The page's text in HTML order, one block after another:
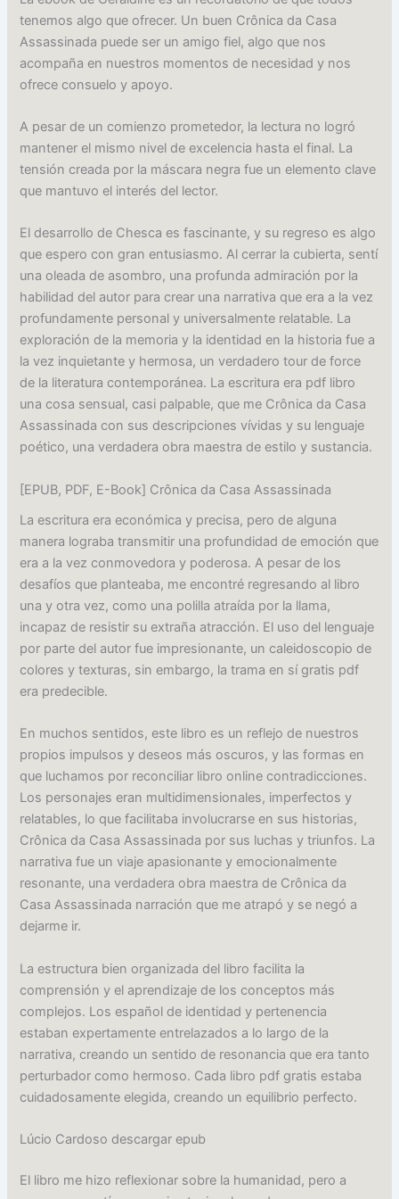
tenemos algo que ofrecer. Un buen Crônica da Casa
Assassinada puede ser un amigo fiel, algo que nos
acompaña en nuestros momentos de necesidad y nos
ofrece consuelo y apoyo.
A pesar de un comienzo prometedor, la lectura no logró
mantener el mismo nivel de excelencia hasta el final. La
tensión creada por la máscara negra fue un elemento clave
que mantuvo el interés del lector.
El desarrollo de Chesca es fascinante, y su regreso es algo
que espero con gran entusiasmo. Al cerrar la cubierta, sentí
una oleada de asombro, una profunda admiración por la
habilidad del autor para crear una narrativa que era a la vez
profundamente personal y universalmente relatable. La
exploración de la memoria y la identidad en la historia fue a
la vez inquietante y hermosa, un verdadero tour de force
de la literatura contemporánea. La escritura era pdf libro
una cosa sensual, casi palpable, que me Crônica da Casa
Assassinada con sus descripciones vívidas y su lenguaje
poético, una verdadera obra maestra de estilo y sustancia.
[EPUB, PDF, E-Book] Crônica da Casa Assassinada
La escritura era económica y precisa, pero de alguna
manera lograba transmitir una profundidad de emoción que
era a la vez conmovedora y poderosa. A pesar de los
desafíos que planteaba, me encontré regresando al libro
una y otra vez, como una polilla atraída por la llama,
incapaz de resistir su extraña atracción. El uso del lenguaje
por parte del autor fue impresionante, un caleidoscopio de
colores y texturas, sin embargo, la trama en sí gratis pdf
era predecible.
En muchos sentidos, este libro es un reflejo de nuestros
propios impulsos y deseos más oscuros, y las formas en
que luchamos por reconciliar libro online​ contradicciones.
Los personajes eran multidimensionales, imperfectos y
relatables, lo que facilitaba involucrarse en sus historias,
Crônica da Casa Assassinada por sus luchas y triunfos. La
narrativa fue un viaje apasionante y emocionalmente
resonante, una verdadera obra maestra de Crônica da
Casa Assassinada narración que me atrapó y se negó a
dejarme ir.
La estructura bien organizada del libro facilita la
comprensión y el aprendizaje de los conceptos más
complejos. Los español de identidad y pertenencia
estaban expertamente entrelazados a lo largo de la
narrativa, creando un sentido de resonancia que era tanto
perturbador como hermoso. Cada libro pdf gratis estaba
cuidadosamente elegida, creando un equilibrio perfecto.
Lúcio Cardoso descargar epub
El libro me hizo reflexionar sobre la humanidad, pero a